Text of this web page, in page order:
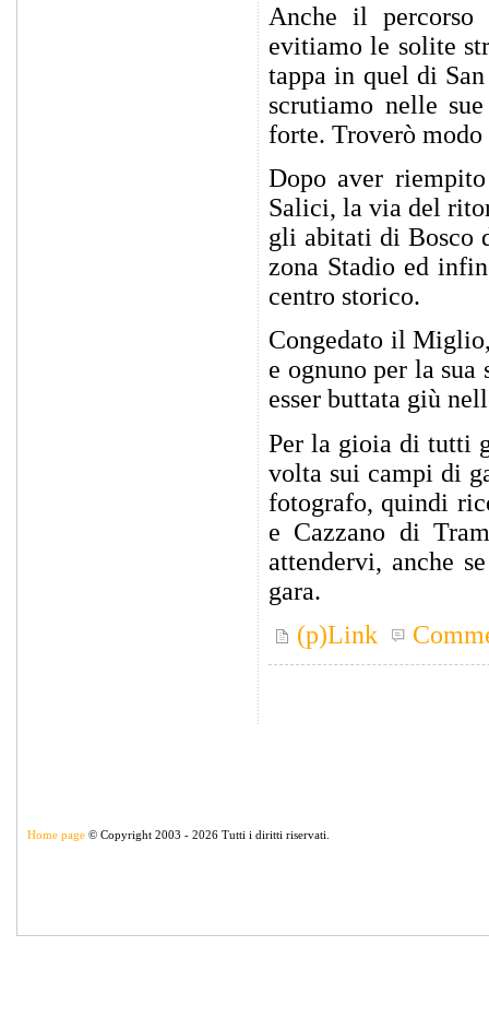
Anche il
evitiamo le solite
tappa in quel di
scrutiamo nelle
forte. Troverò
Dopo aver
Salici, la via del
gli abitati di Bosco
zona Stadio ed
centro storico.
Congedato il
e ognuno per la sua
esser buttata giù
Per la gioia di tutti
volta sui campi di
fotografo, quindi
e Cazzano di
attendervi, anche
gara.
(p)Link
Home page © Copyright 2003 - 2026 Tutti i diritti riservati.